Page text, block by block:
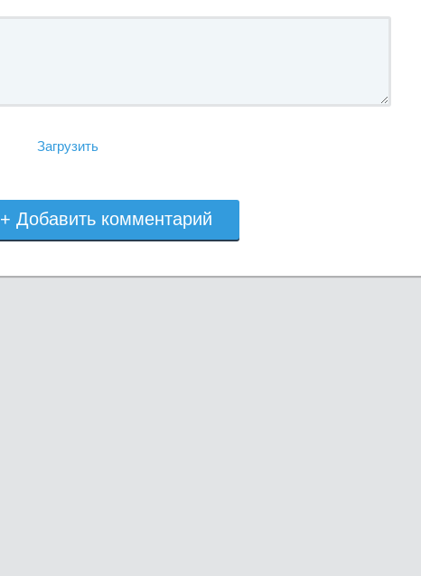
Загрузить
+ Добавить комментарий